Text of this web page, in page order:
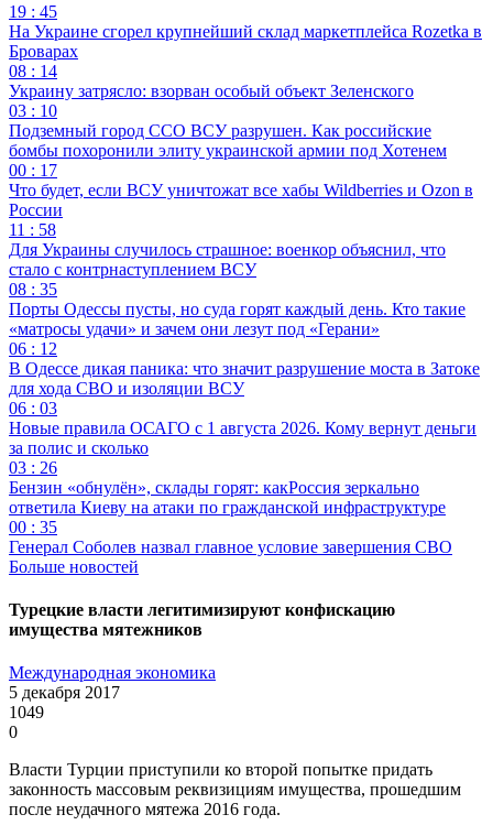
19 : 45
На Украине сгорел крупнейший склад маркетплейса Rozetka в
Броварах
08 : 14
Украину затрясло: взорван особый объект Зеленского
03 : 10
Подземный город ССО ВСУ разрушен. Как российские
бомбы похоронили элиту украинской армии под Хотенем
00 : 17
Что будет, если ВСУ уничтожат все хабы Wildberries и Ozon в
России
11 : 58
Для Украины случилось страшное: военкор объяснил, что
стало с контрнаступлением ВСУ
08 : 35
Порты Одессы пусты, но суда горят каждый день. Кто такие
«матросы удачи» и зачем они лезут под «Герани»
06 : 12
В Одессе дикая паника: что значит разрушение моста в Затоке
для хода СВО и изоляции ВСУ
06 : 03
Новые правила ОСАГО с 1 августа 2026. Кому вернут деньги
за полис и сколько
03 : 26
Бензин «обнулён», склады горят: какРоссия зеркально
ответила Киеву на атаки по гражданской инфраструктуре
00 : 35
Генерал Соболев назвал главное условие завершения СВО
Больше новостей
Турецкие власти легитимизируют конфискацию
имущества мятежников
Международная экономика
5 декабря 2017
1049
0
Власти Турции приступили ко второй попытке придать
законность массовым реквизициям имущества, прошедшим
после неудачного мятежа 2016 года.